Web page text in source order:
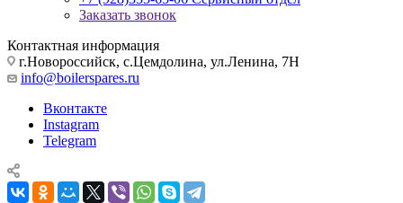
Заказать звонок
Контактная информация
г.Новороссийск, с.Цемдолина, ул.Ленина, 7Н
info@boilerspares.ru
Вконтакте
Instagram
Telegram